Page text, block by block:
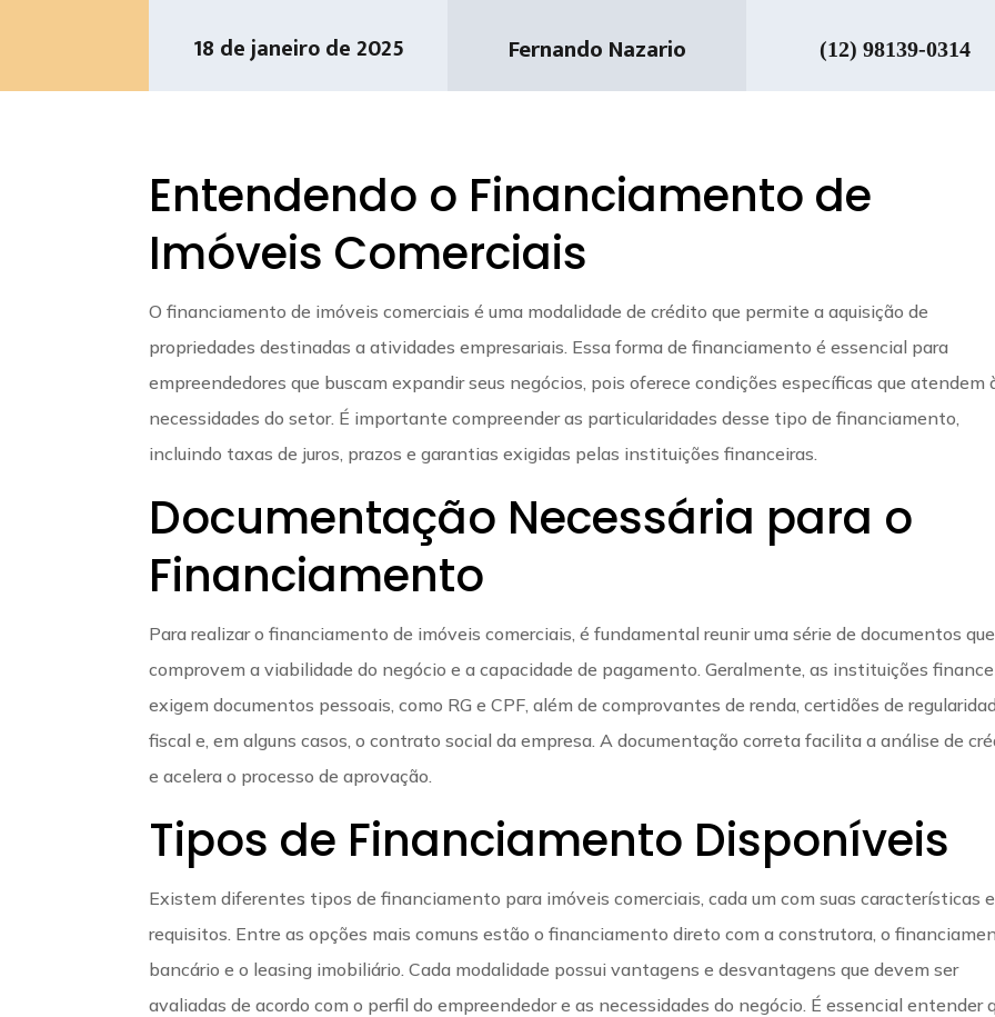
18 de janeiro de 2025 Fernando Nazario (12) 98139-0314
Entendendo o Financiamento de
Imóveis Comerciais
O financiamento de imóveis comerciais é uma modalidade de crédito que permite a aquisição de
propriedades destinadas a atividades empresariais. Essa forma de financiamento é essencial para
empreendedores que buscam expandir seus negócios, pois oferece condições específicas que atendem
necessidades do setor. É importante compreender as particularidades desse tipo de financiamento,
incluindo taxas de juros, prazos e garantias exigidas pelas instituições financeiras.
Documentação Necessária para o
Financiamento
Para realizar o financiamento de imóveis comerciais, é fundamental reunir uma série de documentos que
comprovem a viabilidade do negócio e a capacidade de pagamento. Geralmente, as instituições
exigem documentos pessoais, como RG e CPF, além de comprovantes de renda, certidões de
fiscal e, em alguns casos, o contrato social da empresa. A documentação correta facilita a análise de
e acelera o processo de aprovação.
Tipos de Financiamento Disponíveis
Existem diferentes tipos de financiamento para imóveis comerciais, cada um com suas características e
requisitos. Entre as opções mais comuns estão o financiamento direto com a construtora, o
bancário e o leasing imobiliário. Cada modalidade possui vantagens e desvantagens que devem ser
avaliadas de acordo com o perfil do empreendedor e as necessidades do negócio. É essencial entender